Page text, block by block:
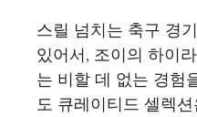
스릴 넘치는 축구 경
있어서, 조이의 하이
는 비할 데 없는 경험
도 큐레이티드 셀렉